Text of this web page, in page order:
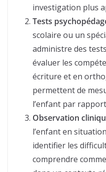
investigation plus
Tests
scolaire ou un
administre des
évaluer les
écriture et en
permettent de
l’enfant par
Observation
l’enfant en
identifier les
comprendre